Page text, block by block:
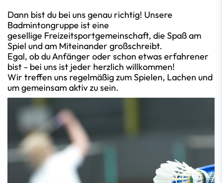
Dann bist du bei uns genau richtig! Unsere
Badmintongruppe ist eine
gesellige Freizeitsportgemeinschaft, die Spaß am
Spiel und am Miteinander großschreibt.
Egal, ob du Anfänger oder schon etwas erfahrener
bist - bei uns ist jeder herzlich willkommen!
Wir treffen uns regelmäßig zum Spielen, Lachen und
um gemeinsam aktiv zu sein.